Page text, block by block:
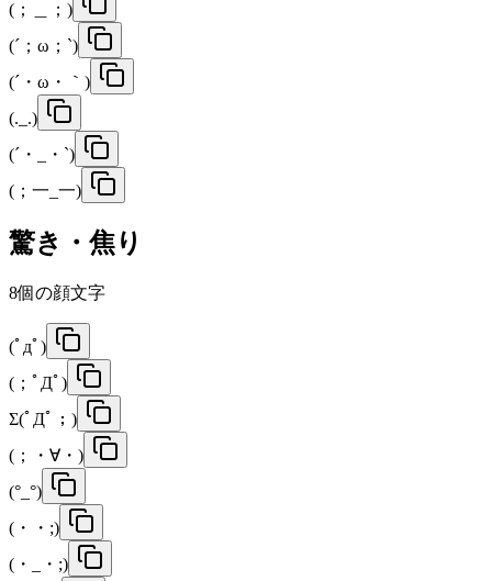
(；＿；)
(´；ω；`)
(´・ω・｀)
(._.)
(´・_・`)
(；一_一)
驚き・焦り
8個の顔文字
(ﾟдﾟ)
(；ﾟДﾟ)
Σ(ﾟДﾟ；)
(；・∀・)
(°_°)
(・・;)
(・_・;)